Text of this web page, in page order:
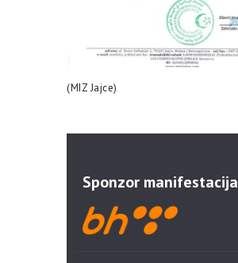
(MIZ Jajce)
Sponzor manifestacija